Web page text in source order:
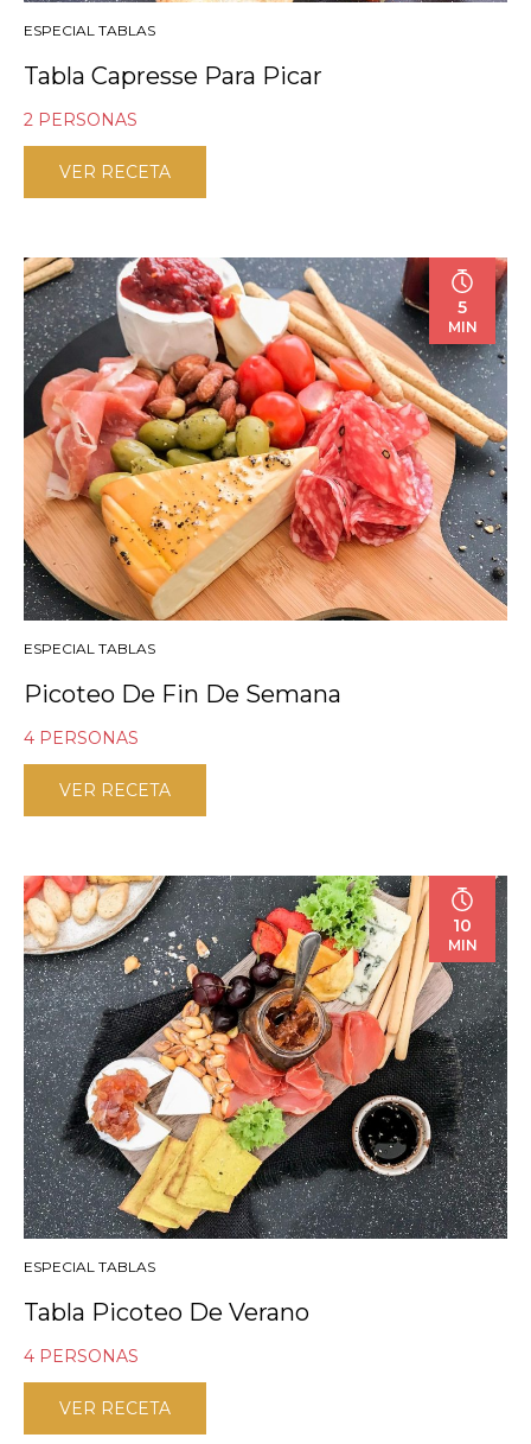
ESPECIAL TABLAS
Tabla Capresse Para Picar
2 PERSONAS
VER RECETA
5
MIN
ESPECIAL TABLAS
Picoteo De Fin De Semana
4 PERSONAS
VER RECETA
10
MIN
ESPECIAL TABLAS
Tabla Picoteo De Verano
4 PERSONAS
VER RECETA